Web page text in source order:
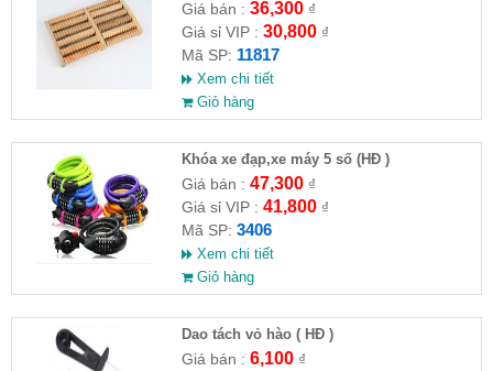
Giá bán : 36,300₫
Giá sỉ VIP : 30,800₫
Mã SP: 11817
Xem chi tiết
Giỏ hàng
Khóa xe đạp,xe máy 5 số (HĐ )
Giá bán : 47,300₫
Giá sỉ VIP : 41,800₫
Mã SP: 3406
Xem chi tiết
Giỏ hàng
Dao tách vỏ hào ( HĐ )
Giá bán : 6,100₫